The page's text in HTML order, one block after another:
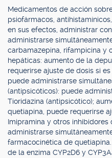
Medicamentos de acción
psiofármacos,
en sus efectos, administrar
administrarse
carbamazepina, rifampicina y
hepáticas: aumento de la
requerirse ajuste de dosis si
puede administrarse
(antipsicóticos): puede
Tioridazina (antipsicótico);
quetiapina, puede requerirse
Imipramina y otros inhibidores
administrarse
farmacocinética de
de la enzima CYP2D6 y